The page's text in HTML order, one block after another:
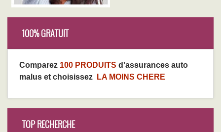
100% GRATUIT
Comparez 100 PRODUITS d'assurances auto
malus et choisissez
LA MOINS CHERE
TOP RECHERCHE